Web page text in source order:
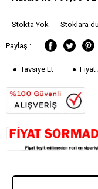
Stokta Yok Stoklara
Paylaş :
Tavsiye Et Fiyat